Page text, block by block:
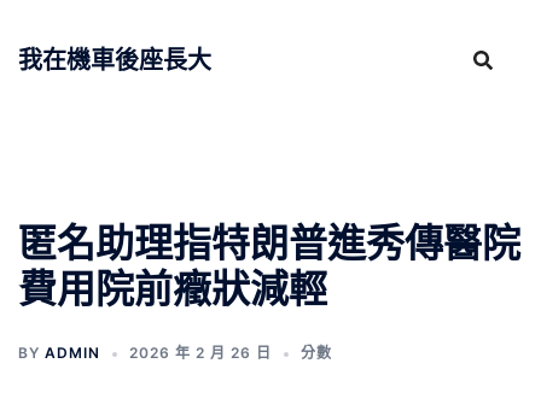
我在機車後座長大
匿名助理指特朗普進秀傳醫院
費用院前癥狀減輕
BY ADMIN 2026 年 2 月 26 日 分數